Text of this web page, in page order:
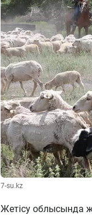
7-su.kz
Жетісу облысында